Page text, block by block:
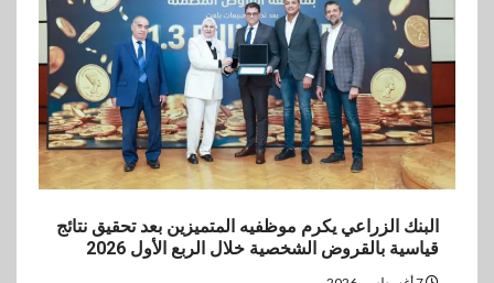
بنك مصر يشارك في فعالية اليوم
العالمي للشباب ويقدم العديد من
العروض المجانية
البنك الزراعي يكرم موظفيه المتميزين بعد تحقيق نتائج
قياسية بالقروض الشخصية خلال الربع الأول 2026